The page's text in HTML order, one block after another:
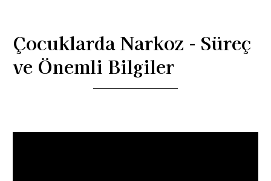
Çocuklarda Narkoz - Süreç
ve Önemli Bilgiler